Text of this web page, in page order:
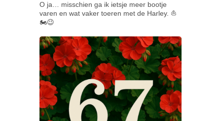
O ja… misschien ga ik ietsje meer bootje
varen en wat vaker toeren met de Harley. ⛵
🏍️😉